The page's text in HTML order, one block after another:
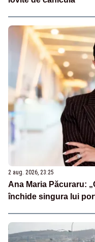
2 aug. 2026, 23:25
Ana Maria Păcuraru:
închide singura lui